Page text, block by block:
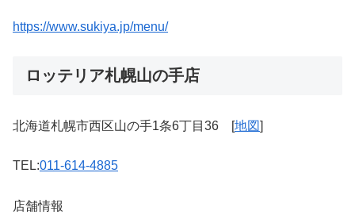
https://www.sukiya.jp/menu/
ロッテリア札幌山の手店
北海道札幌市西区山の手1条6丁目36 [地図]
TEL:011-614-4885
店舗情報